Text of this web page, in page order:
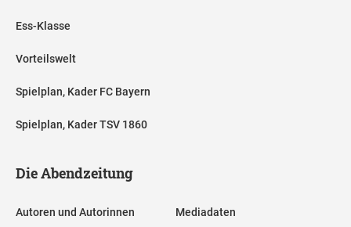
Ess-Klasse
Vorteilswelt
Spielplan, Kader FC Bayern
Spielplan, Kader TSV 1860
Die Abendzeitung
Autoren und Autorinnen Mediadaten